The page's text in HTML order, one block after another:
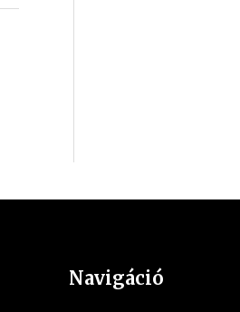
Navigáció